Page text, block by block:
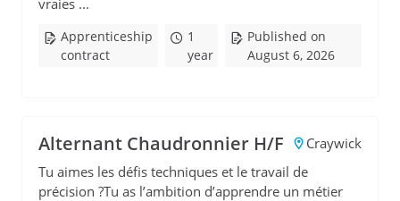
vraies ...
Apprenticeship
contract
1
year
Published on
August 6, 2026
Alternant Chaudronnier H/F
Craywick
Tu aimes les défis techniques et le travail de
précision ?Tu as l’ambition d’apprendre un métier